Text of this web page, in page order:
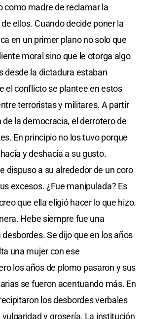
como madre de reclamar la
ellos. Cuando decide poner la
en un primer plano no solo que
moral sino que le otorga algo
desde la dictadura estaban
el conflicto se plantee en estos
terroristas y militares. A partir
la democracia, el derrotero de
En principio no los tuvo porque
y deshacía a su gusto.
dispuso a su alrededor de un coro
excesos. ¿Fue manipulada? Es
que ella eligió hacer lo que hizo.
Hebe siempre fue una
Se dijo que en los años
una mujer con ese
los años de plomo pasaron y sus
se fueron acentuando más. En
los desbordes verbales
y grosería. La institución